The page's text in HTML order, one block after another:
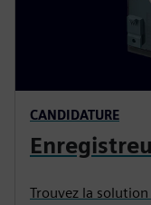
CANDIDATURE
Trouvez la